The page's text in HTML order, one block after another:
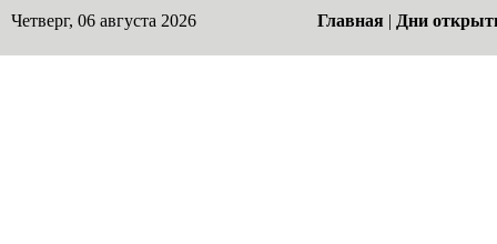
Четверг, 06 августа 2026 Главная | Дни